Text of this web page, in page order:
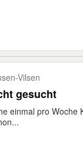
​Vilsen
gesucht
einmal pro Woche